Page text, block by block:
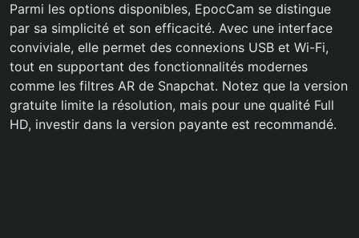
Parmi les options disponibles, EpocCam se distingue
par sa simplicité et son efficacité. Avec une interface
conviviale, elle permet des connexions USB et Wi-Fi,
tout en supportant des fonctionnalités modernes
comme les filtres AR de Snapchat. Notez que la version
gratuite limite la résolution, mais pour une qualité Full
HD, investir dans la version payante est recommandé.